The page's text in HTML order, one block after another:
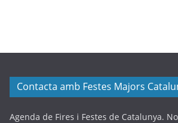
Contacta amb Festes Majors
Agenda de Fires i Festes de Catalunya.